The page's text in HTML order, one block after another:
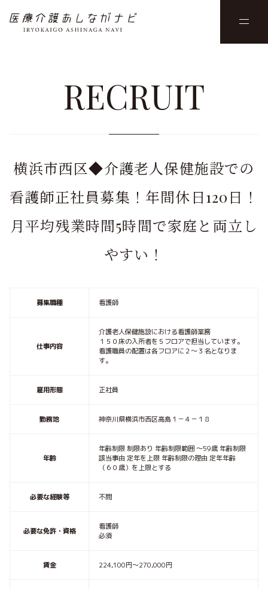
RECRUIT
横浜市西区◆介護老人保健施設での
看護師正社員募集！年間休日120日！
月平均残業時間5時間で家庭と両立し
やすい！
募集職種 看護師
仕事内容
介護老人保健施設における看護師業務
１５０床の入所者を５フロアで担当しています。
看護職員の配置は各フロアに２～３名となりま
す。
雇用形態 正社員
勤務地 神奈川県横浜市西区高島１－４－１８
年齢
年齢制限 制限あり 年齢制限範囲 〜59歳 年齢制限
該当事由 定年を上限 年齢制限の理由 定年年齢
（６０歳）を上限とする
必要な経験等 不問
必要な免許・資格
看護師
必須
賃金 224,100円〜270,000円